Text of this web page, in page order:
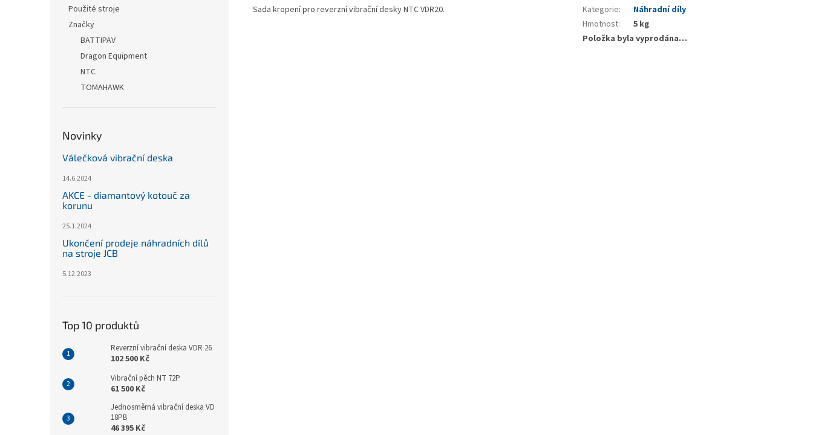
Použité stroje
Značky
BATTIPAV
Dragon Equipment
NTC
TOMAHAWK
Novinky
Válečková vibrační deska
14.6.2024
AKCE - diamantový kotouč za
korunu
25.1.2024
Ukončení prodeje náhradních dílů
na stroje JCB
5.12.2023
Top 10 produktů
Reverzní vibrační deska VDR 26
102 500 Kč
Vibrační pěch NT 72P
61 500 Kč
Jednosměrná vibrační deska VD
18PB
46 395 Kč
Sada kropení pro reverzní vibrační desky NTC VDR20. Kategorie:
Náhradní díly
Hmotnost:
5 kg
Položka byla vyprodána…